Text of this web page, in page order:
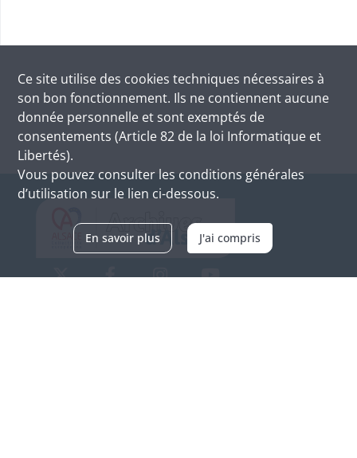
Ce site utilise des cookies techniques nécessaires à
son bon fonctionnement. Ils ne contiennent aucune
donnée personnelle et sont exemptés de
consentements (Article 82 de la loi Informatique et
Libertés).
Vous pouvez consulter les conditions générales
d’utilisation sur le lien ci-dessous.
En savoir plus J'ai compris